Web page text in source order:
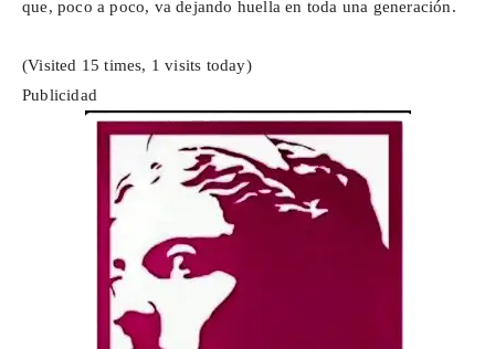
que, poco a poco, va dejando huella en toda una generación.
(Visited 15 times, 1 visits today)
Publicidad